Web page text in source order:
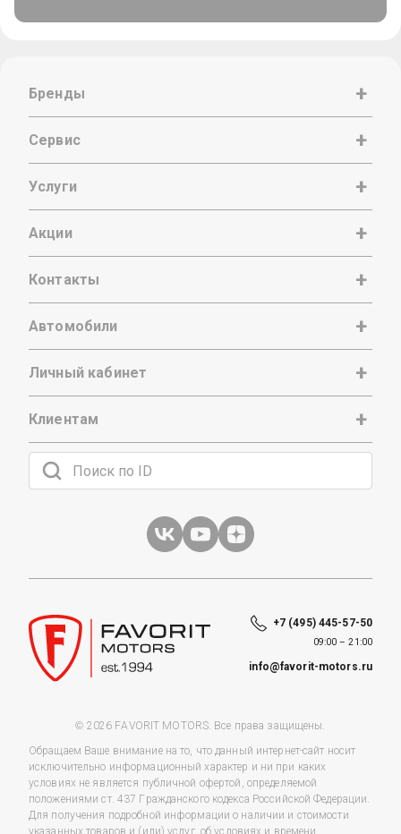
Бренды
Сервис
Услуги
Акции
Контакты
Автомобили
Личный кабинет
Клиентам
+7 (495) 445-57-50
09:00 – 21:00
info@favorit-motors.ru
© 2026 FAVORIT MOTORS. Все права защищены.
Обращаем Ваше внимание на то, что данный интернет-сайт носит
исключительно информационный характер и ни при каких
условиях не является публичной офертой, определяемой
положениями ст. 437 Гражданского кодекса Российской Федерации.
Для получения подробной информации о наличии и стоимости